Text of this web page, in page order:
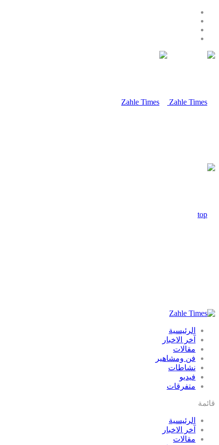
الرئيسية
آخر الاخبار
مقالات
فن ومشاهير
نشاطات
فيديو
متفرقات
قائمة
الرئيسية
آخر الاخبار
مقالات